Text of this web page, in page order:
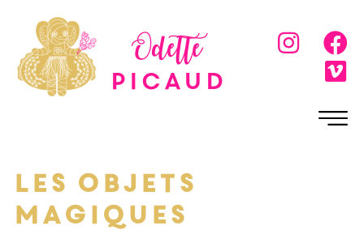
Odette
Picaud
Les objets
magiques